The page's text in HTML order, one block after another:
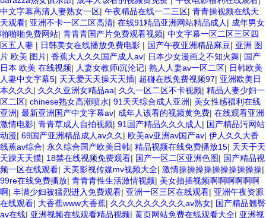
中文字幕高清人妻熟女一区| 午夜精品在线一二三区| 青青操视频在线天
天观看| 亚洲不卡一区二区高清| 在线91精品亚洲网站精品成人| 成年男女
啪啪啪免费网站| 青青青国产片免费观看视频| 中文字幕一区二区三区四
区五人妻 | 日韩美女在线播放免费电影 | 国产午夜亚洲精品麻豆| 亚洲 图
片 欧美 图片| 香蕉大人久久国产成人av| 日本少女漫画之不知火舞| 国产
日本 欧美 在线视频| 人妻女教师i沉沦记| 熟人人妻av一区二区| 日韩欧美
人妻中文字幕5| 天天爱天天操天天插| 超碰在线免费视频97| 亚洲欧美日
本久久久| 久久久亚洲女精品aa| 久久一区二区不卡视频| 精品人妻少妇一
区二区| chinese熟女高潮喷水| 91天天综合成人亚洲| 美女性感福利在线
亚洲| 最新亚洲国产中文字幕av| 成年人该看的视频黄免费| 在线观看亚洲
激情电影| 青青草成人自拍视频| 91国产精品久久久成人| 国产精品污网站
动漫| 69国产亚洲精品成人av久久| 欧美av亚洲av国产av| 伊人久久大香
线蕉av综合| 永久综合国产欧美日韩| 精品视频在线免费播放15| 夭天干天
天躁天天摸| 18禁在线视频免费观看| 国产一区二区亚洲色图| 国产精品视
频一区在线观看| 天美影视传媒mv视频大全| 激情操操操操操操操操操操|
99re在线免费播放| 青青青性生活激情视频| 美女抽插视频啊啊啊啊啊啊
啊| 丰满少妇被猛烈进入免费观看| 亚洲一区三区在线观看| 亚洲午夜资源
在线观看| 大香蕉www大香蕉| 久久久久久久久久久av熟女| 国产精品翘臀
av在线| 亚洲视频在线观看精品视频| 黄页网站免费在线观看大全| 亚洲视